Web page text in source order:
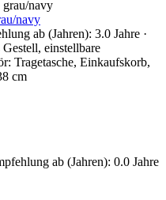
navy
ab (Jahren): 3.0 Jahre ·
einstellbare
Tragetasche, Einkaufskorb,
cm
ab (Jahren): 0.0 Jahre